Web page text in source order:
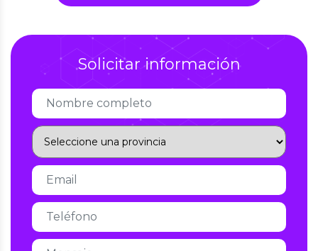
Solicitar información